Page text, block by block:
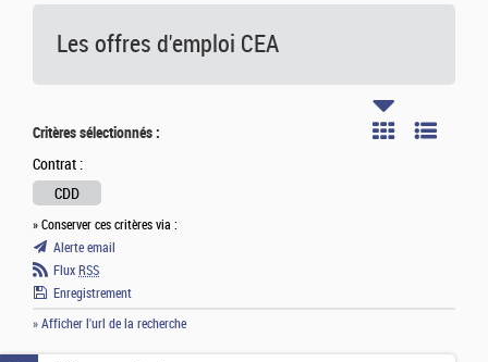
Les offres d'emploi CEA
Critères sélectionnés :
Contrat :
CDD
» Conserver ces critères via :
Alerte email
Flux RSS
Enregistrement
» Afficher l'url de la recherche